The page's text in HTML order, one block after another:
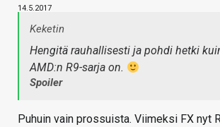
14.5.2017
Keketin
Hengitä rauhallisesti ja pohdi hetki
AMD:n R9-sarja on.
Spoiler
Puhuin vain prossuista. Viimeksi FX nyt